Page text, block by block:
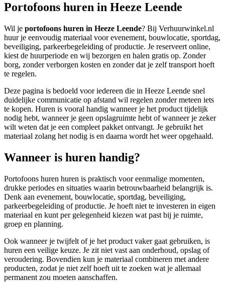
Portofoons huren in Heeze Leende
Wil je portofoons huren in Heeze Leende? Bij Verhuurwinkel.nl
huur je eenvoudig materiaal voor evenement, bouwlocatie, sportdag,
beveiliging, parkeerbegeleiding of productie. Je reserveert online,
kiest de huurperiode en wij bezorgen en halen gratis op. Zonder
borg, zonder verborgen kosten en zonder dat je zelf transport hoeft
te regelen.
Deze pagina is bedoeld voor iedereen die in Heeze Leende snel
duidelijke communicatie op afstand wil regelen zonder meteen iets
te kopen. Huren is vooral handig wanneer je het product tijdelijk
nodig hebt, wanneer je geen opslagruimte hebt of wanneer je zeker
wilt weten dat je een compleet pakket ontvangt. Je gebruikt het
materiaal zolang het nodig is en daarna wordt het weer opgehaald.
Wanneer is huren handig?
Portofoons huren huren is praktisch voor eenmalige momenten,
drukke periodes en situaties waarin betrouwbaarheid belangrijk is.
Denk aan evenement, bouwlocatie, sportdag, beveiliging,
parkeerbegeleiding of productie. Je hoeft niet te investeren in eigen
materiaal en kunt per gelegenheid kiezen wat past bij je ruimte,
groep en planning.
Ook wanneer je twijfelt of je het product vaker gaat gebruiken, is
huren een veilige keuze. Je zit niet vast aan onderhoud, opslag of
veroudering. Bovendien kun je materiaal combineren met andere
producten, zodat je niet zelf hoeft uit te zoeken wat je allemaal
permanent zou moeten aanschaffen.